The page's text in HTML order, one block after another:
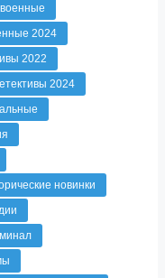
2024
2022
2024
новинки